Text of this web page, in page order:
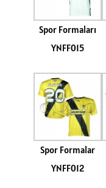
Spor Formaları
YNFF015
Spor Formalar
YNFF012